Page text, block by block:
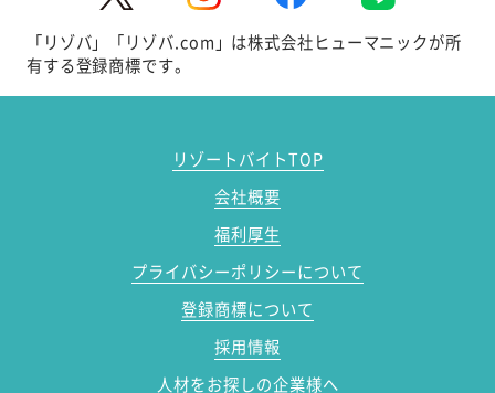
「リゾバ」「リゾバ.com」は株式会社ヒューマニックが所
有する登録商標です。
リゾートバイトTOP
会社概要
福利厚生
プライバシーポリシーについて
登録商標について
採用情報
人材をお探しの企業様へ